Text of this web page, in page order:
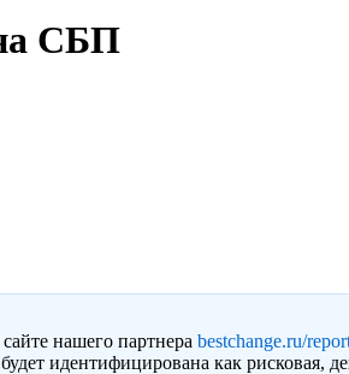
СБП
нашего партнера bestchange.ru/
идентифицирована как рисковая,